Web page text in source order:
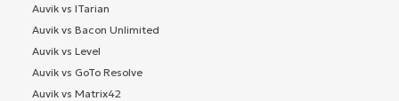
Auvik vs ITarian
Auvik vs Bacon Unlimited
Auvik vs Level
Auvik vs GoTo Resolve
Auvik vs Matrix42